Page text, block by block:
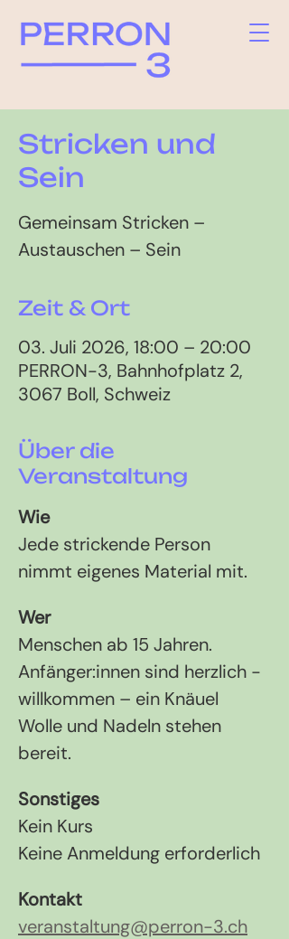
Stricken und
Sein
Gemeinsam Stricken –
Austauschen – Sein
Zeit & Ort
03. Juli 2026, 18:00 – 20:00
PERRON-3, Bahnhofplatz 2,
3067 Boll, Schweiz
Über die
Veranstaltung
Wie
Jede strickende Person
nimmt eigenes Material mit.
Wer
Menschen ab 15 Jahren.
Anfänger:innen sind herzlich ­
willkommen – ein Knäuel
Wolle und Nadeln stehen
bereit.
Sonstiges
Kein Kurs
Keine Anmeldung erforderlich
Kontakt
veranstaltung@perron-3.ch